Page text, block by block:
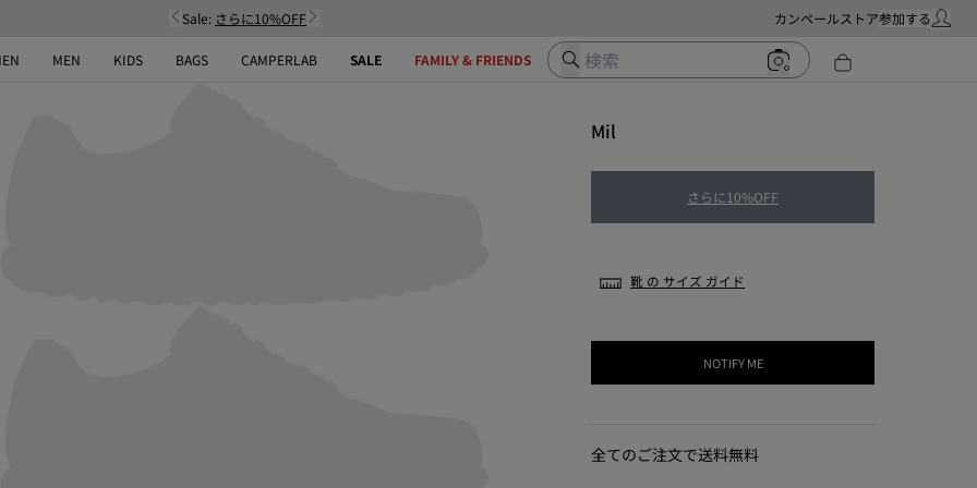
Sale: さらに10%OFF カンペールストア参加するマイ・
MEN KIDS BAGS CAMPERLAB SALE FAMILY & FRIENDS 検索
Mil
さらに10%OFF
靴 の サイズ ガイド
NOTIFY ME
全てのご注文で送料無料